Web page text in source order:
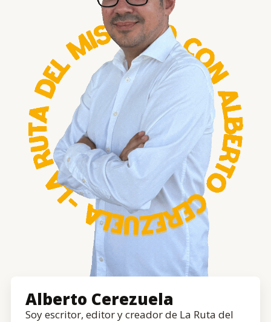
Alberto Cerezuela
Soy escritor, editor y creador de La Ruta del